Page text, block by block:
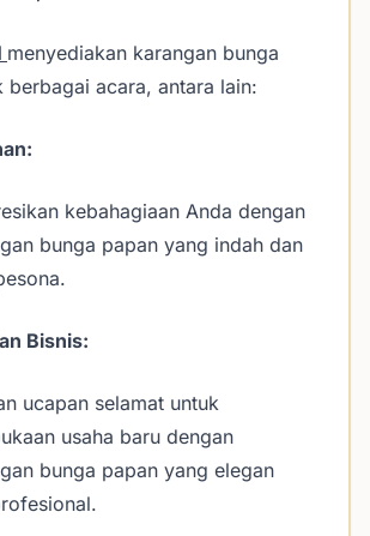
menyediakan karangan bunga
berbagai acara, antara lain:
kebahagiaan Anda dengan
bunga papan yang indah dan
Bisnis:
ucapan selamat untuk
usaha baru dengan
bunga papan yang elegan